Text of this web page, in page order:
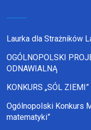
Laurka dla Strażników
OGÓLNOPOLSKI
ODNAWIALNĄ
KONKURS „SÓL ZIEMI”
Ogólnopolski Konkurs
matematyki”